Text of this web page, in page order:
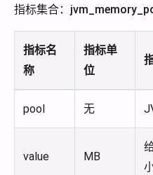
指标集合：
指标名
称
指标单
位
pool 无
value MB